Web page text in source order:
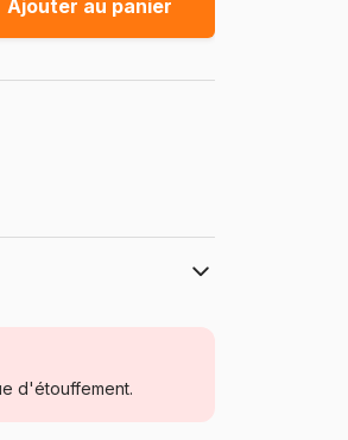
Ajouter au panier
(500 à 48.000
d'étouffement.